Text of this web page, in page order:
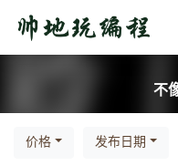
不
价格 发布日期